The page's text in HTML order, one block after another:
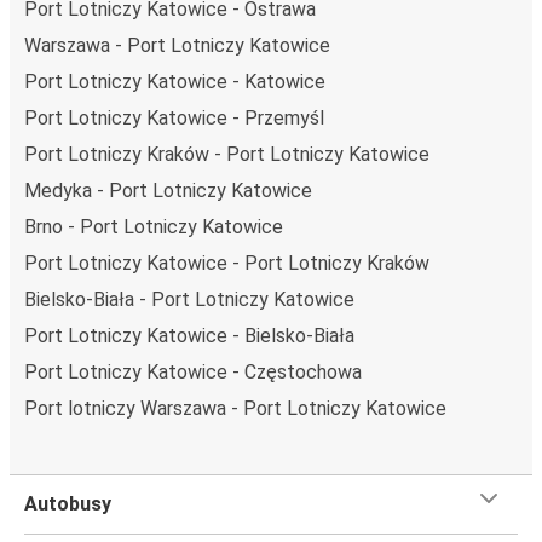
Podróż z: Port Lotniczy Katowice
Port Lotniczy Katowice: podróżujesz z tego miasta i nie
znasz go zbyt dobrze? Oto wszystko, co musisz wiedzieć.
przystankiem autobusowym; 46 połączeniami do innych
miast i codziennie zabiera podróżujących na przejazdy
krajowe i zagraniczne.
Miejsce przyjazdu: Zakopane
Zakopane – przyjeżdżasz tu pierwszy raz? Oto wszystko,
co musisz wiedzieć:
Zakopane ma świetne połączenie z innymi miejscami
FlixBusa znajdziesz dzięki mapie zamieszczonej na stronie.
Czego się spodziewać na pokładzie FlixBusa na
Port Lotniczy Katowice - Ostrawa
Warszawa - Port Lotniczy Katowice
Port Lotniczy Katowice - Katowice
Port Lotniczy Katowice - Przemyśl
Port Lotniczy Kraków - Port Lotniczy Katowice
Medyka - Port Lotniczy Katowice
Brno - Port Lotniczy Katowice
Port Lotniczy Katowice - Port Lotniczy Kraków
Bielsko-Biała - Port Lotniczy Katowice
Port Lotniczy Katowice - Bielsko-Biała
Port Lotniczy Katowice - Częstochowa
Port lotniczy Warszawa - Port Lotniczy Katowice
Autobusy